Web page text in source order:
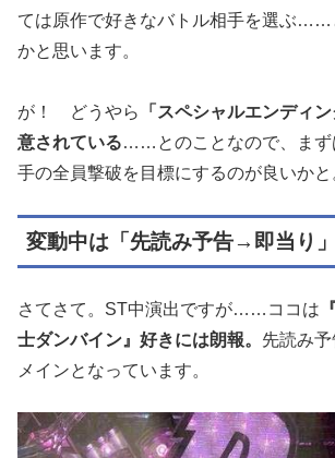
ては原作で好きなバトル相手を選ぶ……
かと思います。
が！ どうやら
「スペシャルエンディ
意されている……とのことなので、まず
手の全員撃破を目標にするのが良いかと
変動中は「先読み予告→即当り」
さてさて。ST中演出ですが……ココは
士ダンバイン』好きには朗報。 先読み
メインとなっています。